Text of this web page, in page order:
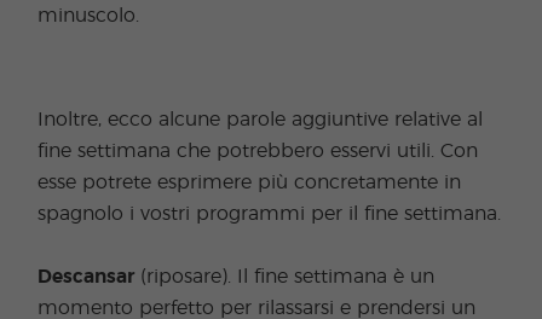
minuscolo.
Inoltre, ecco alcune parole aggiuntive relative al
fine settimana che potrebbero esservi utili. Con
esse potrete esprimere più concretamente in
spagnolo i vostri programmi per il fine settimana.
Descansar (riposare). Il fine settimana è un
momento perfetto per rilassarsi e prendersi un